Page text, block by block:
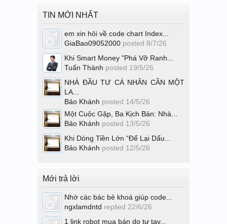
TIN MỚI NHẤT
em xin hỏi về code chart Index...
GiaBao09052000 posted 8/7/26
Khi Smart Money "Phá Vỡ Ranh...
Tuấn Thành posted 19/5/26
NHÀ ĐẦU TƯ CÁ NHÂN CẦN MỘT
LA...
Bảo Khánh posted 14/5/26
Một Cuộc Gặp, Ba Kịch Bản: Nhà...
Bảo Khánh posted 13/5/26
Khi Dòng Tiền Lớn “Để Lại Dấu...
Bảo Khánh posted 12/5/26
Mới trả lời
Nhờ các bác bẻ khoá giúp code...
ngxlamdntd replied 22/6/26
1 link robot mua bán do tự tay...